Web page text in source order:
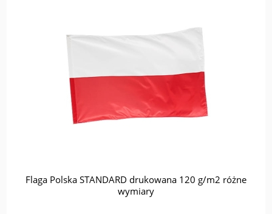
Flaga Polska STANDARD drukowana 120 g/m2 różne
wymiary